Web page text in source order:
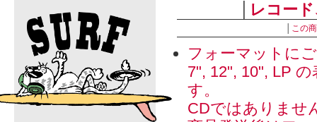
レコー
この
フォーマットに
7", 12", 10", LP
す。
CDではありませ